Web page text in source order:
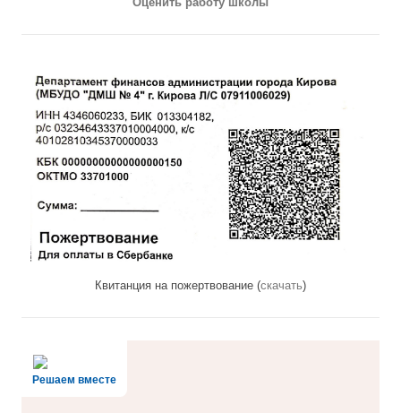
Квитанция на пожертвование (скачать)
Решаем вместе